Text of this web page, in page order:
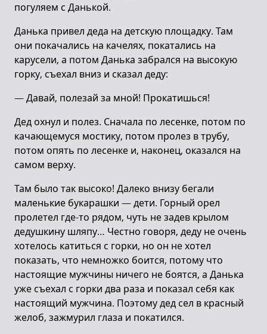
погуляем с Данькой.
Данька привел деда на детскую площадку. Там
они покачались на качелях, покатались на
карусели, а потом Данька забрался на высокую
горку, съехал вниз и сказал деду:
— Давай, полезай за мной! Прокатишься!
Дед охнул и полез. Сначала по лесенке, потом по
качающемуся мостику, потом пролез в трубу,
потом опять по лесенке и, наконец, оказался на
самом верху.
Там было так высоко! Далеко внизу бегали
маленькие букарашки — дети. Горный орел
пролетел где-то рядом, чуть не задев крылом
дедушкину шляпу… Честно говоря, деду не очень
хотелось катиться с горки, но он не хотел
показать, что немножко боится, потому что
настоящие мужчины ничего не боятся, а Данька
уже съехал с горки два раза и показал себя как
настоящий мужчина. Поэтому дед сел в красный
желоб, зажмурил глаза и покатился.